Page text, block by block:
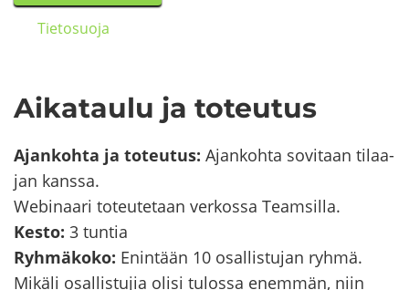
Tie­to­suo­ja
Ai­ka­tau­lu ja to­teu­tus
Ajan­koh­ta ja to­teu­tus: Ajan­koh­ta so­vi­taan ti­laa­
jan kans­sa.
Webinaari to­teu­te­taan ver­kos­sa Team­sil­la.
Kesto: 3 tun­tia
Ryh­mä­ko­ko: Enin­tään 10 osal­lis­tu­jan ryhmä.
Mi­kä­li osal­lis­tu­jia olisi tu­los­sa enem­män, niin